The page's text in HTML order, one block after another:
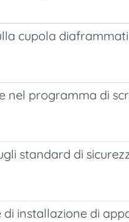
cupola
programma di
standard di
installazione di